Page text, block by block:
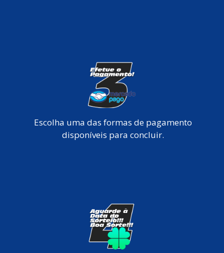
Escolha uma das formas de pagamento
disponíveis para concluir.